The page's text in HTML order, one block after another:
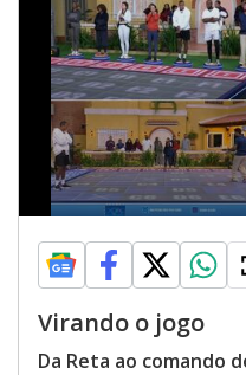
Virando o jogo
Da Reta ao comando